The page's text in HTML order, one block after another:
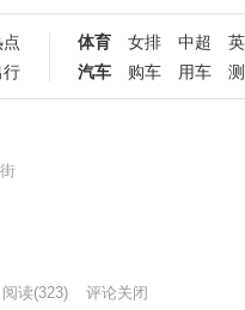
行
体育 女排 中超
汽车
购车 用车
阅读(323) 评论关闭